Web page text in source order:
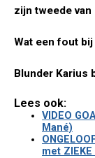
zijn tweede
Wat een fout
Blunder Karius
Lees ook:
VIDEO
Mané)
met